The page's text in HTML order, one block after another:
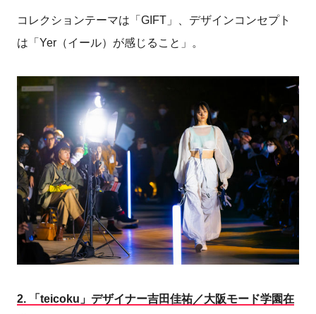
コレクションテーマは「GIFT」、デザインコンセプト
は「Yer（イール）が感じること」。
2.
「teicoku」デザイナー吉田佳祐／大阪モード学園在